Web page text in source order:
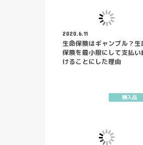
2020.6.11
生命保険はギャンブル？生
保険を最小限にして支払い
けることにした理由
購入品